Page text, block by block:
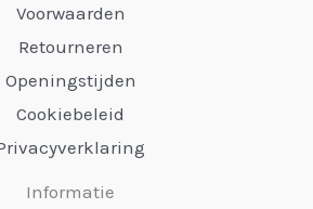
Voorwaarden
Retourneren
Openingstijden
Cookiebeleid
Informatie